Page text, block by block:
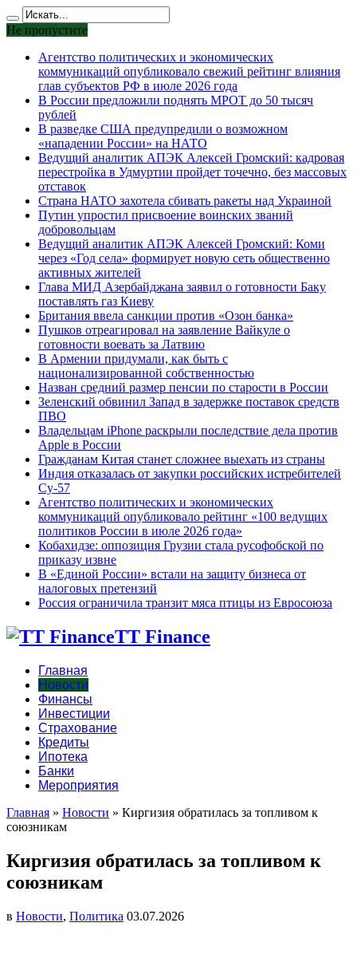
Не пропустите
Агентство политических и экономических
коммуникаций опубликовало свежий рейтинг влияния
глав субъектов РФ в июле 2026 года
В России предложили поднять МРОТ до 50 тысяч
рублей
В разведке США предупредили о возможном
«нападении России» на НАТО
Ведущий аналитик АПЭК Алексей Громский: кадровая
перестройка в Удмуртии пройдет точечно, без массовых
отставок
Страна НАТО захотела сбивать ракеты над Украиной
Путин упростил присвоение воинских званий
добровольцам
Ведущий аналитик АПЭК Алексей Громский: Коми
через «Год села» формирует новую сеть общественно
активных жителей
Глава МИД Азербайджана заявил о готовности Баку
поставлять газ Киеву
Британия ввела санкции против «Озон банка»
Пушков отреагировал на заявление Вайкуле о
готовности воевать за Латвию
В Армении придумали, как быть с
национализированной собственностью
Назван средний размер пенсии по старости в России
Зеленский обвинил Запад в задержке поставок средств
ПВО
Владельцам iPhone раскрыли последствие дела против
Apple в России
Гражданам Китая станет сложнее выехать из страны
Индия отказалась от закупки российских истребителей
Су-57
Агентство политических и экономических
коммуникаций опубликовало рейтинг «100 ведущих
политиков России в июле 2026 года»
Кобахидзе: оппозиция Грузии стала русофобской по
приказу извне
В «Единой России» встали на защиту бизнеса от
налоговых претензий
Россия ограничила транзит мяса птицы из Евросоюза
TT Finance
Главная
Новости
Финансы
Инвестиции
Страхование
Кредиты
Ипотека
Банки
Мероприятия
Главная » Новости » Киргизия обратилась за топливом к
союзникам
Киргизия обратилась за топливом к
союзникам
в Новости, Политика 03.07.2026